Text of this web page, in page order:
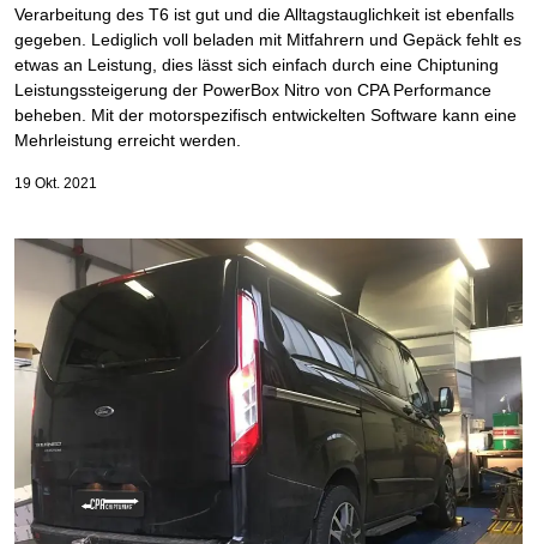
Verarbeitung des T6 ist gut und die Alltagstauglichkeit ist ebenfalls
gegeben. Lediglich voll beladen mit Mitfahrern und Gepäck fehlt es
etwas an Leistung, dies lässt sich einfach durch eine Chiptuning
Leistungssteigerung der PowerBox Nitro von CPA Performance
beheben. Mit der motorspezifisch entwickelten Software kann eine
Mehrleistung erreicht werden.
19 Okt. 2021